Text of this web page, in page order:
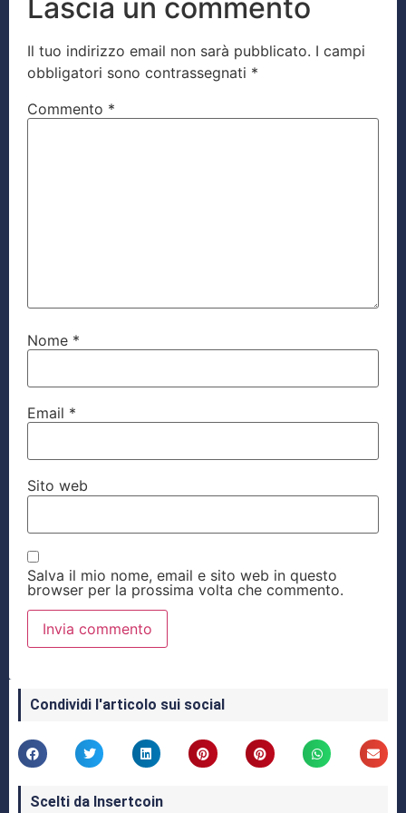
Lascia un commento
Il tuo indirizzo email non sarà pubblicato. I campi
obbligatori sono contrassegnati *
Commento *
Nome *
Email *
Sito web
Salva il mio nome, email e sito web in questo
browser per la prossima volta che commento.
Condividi l'articolo sui social
Scelti da Insertcoin